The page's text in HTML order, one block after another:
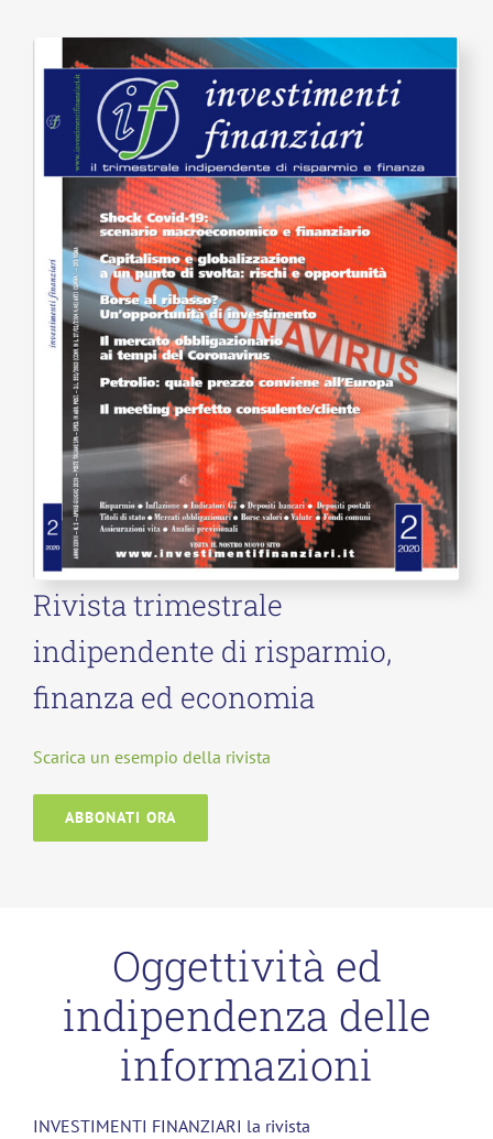
Rivista trimestrale
indipendente di risparmio,
finanza ed economia
Scarica un esempio della rivista
ABBONATI ORA
Oggettività ed
indipendenza delle
informazioni
INVESTIMENTI FINANZIARI la rivista